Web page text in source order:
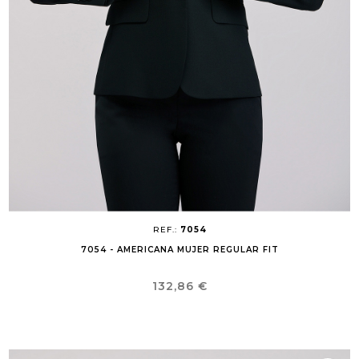
REF.: 7054
7054 - AMERICANA MUJER REGULAR FIT
Precio
132,86 €